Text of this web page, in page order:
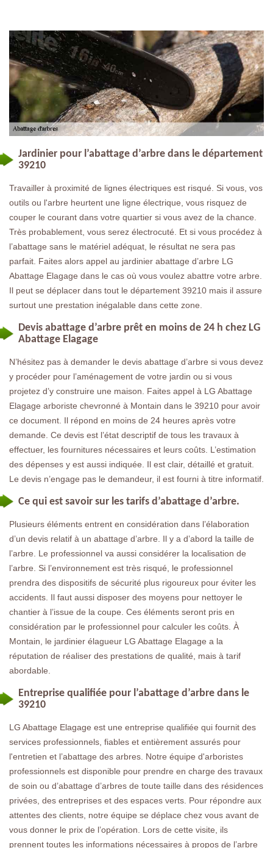
Jardinier pour l’abattage d’arbre dans le département
39210
Travailler à proximité de lignes électriques est risqué. Si vous, vos
outils ou l'arbre heurtent une ligne électrique, vous risquez de
couper le courant dans votre quartier si vous avez de la chance.
Très probablement, vous serez électrocuté. Et si vous procédez à
l’abattage sans le matériel adéquat, le résultat ne sera pas
parfait. Faites alors appel au jardinier abattage d’arbre LG
Abattage Elagage dans le cas où vous voulez abattre votre arbre.
Il peut se déplacer dans tout le département 39210 mais il assure
surtout une prestation inégalable dans cette zone.
Devis abattage d’arbre prêt en moins de 24 h chez LG
Abattage Elagage
N’hésitez pas à demander le devis abattage d’arbre si vous devez
y procéder pour l’aménagement de votre jardin ou si vous
projetez d’y construire une maison. Faites appel à LG Abattage
Elagage arboriste chevronné à Montain dans le 39210 pour avoir
ce document. Il répond en moins de 24 heures après votre
demande. Ce devis est l’état descriptif de tous les travaux à
effectuer, les fournitures nécessaires et leurs coûts. L’estimation
des dépenses y est aussi indiquée. Il est clair, détaillé et gratuit.
Le devis n’engage pas le demandeur, il est fourni à titre informatif.
Ce qui est savoir sur les tarifs d’abattage d’arbre.
Plusieurs éléments entrent en considération dans l’élaboration
d’un devis relatif à un abattage d’arbre. Il y a d’abord la taille de
l’arbre. Le professionnel va aussi considérer la localisation de
l’arbre. Si l’environnement est très risqué, le professionnel
prendra des dispositifs de sécurité plus rigoureux pour éviter les
accidents. Il faut aussi disposer des moyens pour nettoyer le
chantier à l’issue de la coupe. Ces éléments seront pris en
considération par le professionnel pour calculer les coûts. À
Montain, le jardinier élagueur LG Abattage Elagage a la
réputation de réaliser des prestations de qualité, mais à tarif
abordable.
Entreprise qualifiée pour l’abattage d’arbre dans le
39210
LG Abattage Elagage est une entreprise qualifiée qui fournit des
services professionnels, fiables et entièrement assurés pour
l'entretien et l’abattage des arbres. Notre équipe d'arboristes
professionnels est disponible pour prendre en charge des travaux
de soin ou d’abattage d’arbres de toute taille dans des résidences
privées, des entreprises et des espaces verts. Pour répondre aux
attentes des clients, notre équipe se déplace chez vous avant de
vous donner le prix de l’opération. Lors de cette visite, ils
prennent toutes les informations nécessaires à propos de l’arbre